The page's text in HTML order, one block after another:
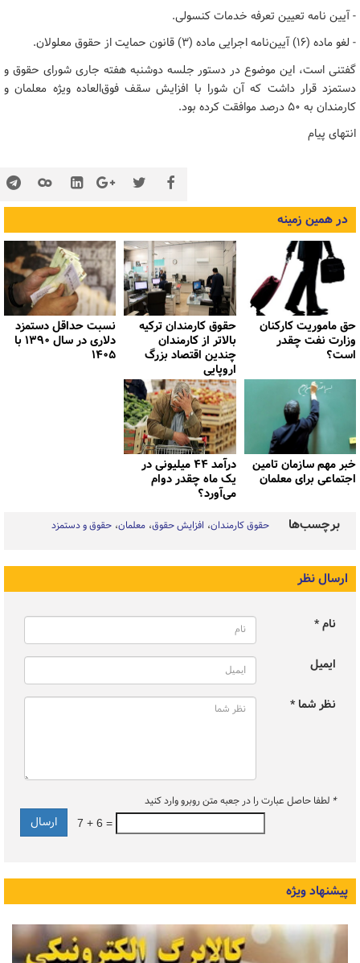
- آیین نامه تعیین تعرفه خدمات کنسولی.
- لغو ماده (۱۶) آیین‌نامه اجرایی ماده (۳) قانون حمایت از حقوق معلولان.
گفتنی است، این موضوع در دستور جلسه دوشنبه هفته جاری شورای حقوق و
دستمزد قرار داشت که آن شورا با افزایش سقف فوق‌العاده ویژه معلمان و
کارمندان به ۵۰ درصد موافقت کرده بود.
انتهای پیام
در همین زمینه
حق ماموریت کارکنان
وزارت نفت چقدر
است؟
حقوق کارمندان ترکیه
بالاتر از کارمندان
چندین اقتصاد بزرگ
اروپایی
نسبت حداقل دستمزد
دلاری در سال ۱۳۹۰ با
۱۴۰۵
خبر مهم سازمان تامین
اجتماعی برای معلمان
درآمد ۴۴ میلیونی در
یک ماه چقدر دوام
می‌آورد؟
برچسب‌ها حقوق کارمندان افزايش حقوق معلمان حقوق و دستمزد
ارسال نظر
نام *
ایمیل
نظر شما *
* لطفا حاصل عبارت را در جعبه متن روبرو وارد کنید
7 + 6 =
پیشنهاد ویژه